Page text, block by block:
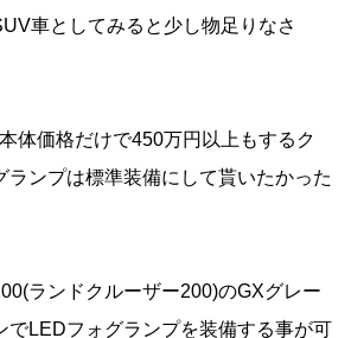
車としてみると少し物足りなさ
体価格だけで450万円以上もするク
ランプは標準装備にして貰いたかった
ランドクルーザー200)のGXグレー
でLEDフォグランプを装備する事が可